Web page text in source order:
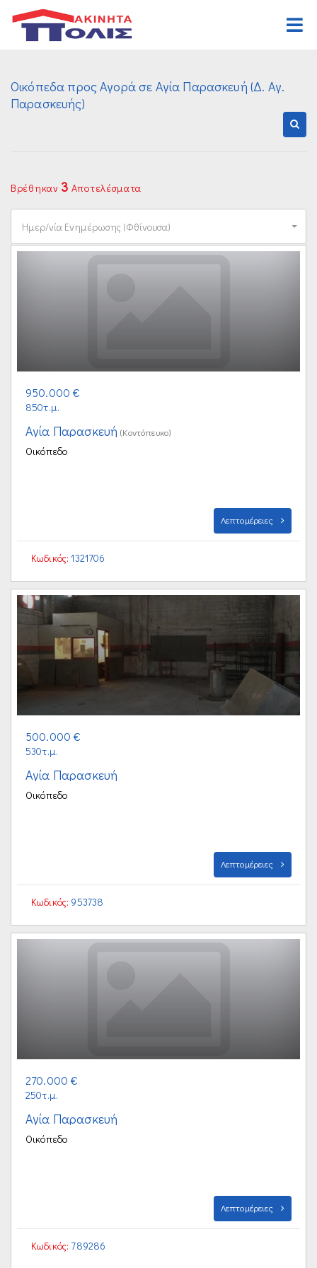
Αγορά
Οικοπέδων
Διαφόρων Ακινήτων
Επαγγελματικών
Οικοπέδων
Διαφόρων Ακινήτων
Οργανισμός
Γραφεία
Οικόπεδα προς Αγορά σε Αγία Παρασκευή (Δ. Αγ.
Παρασκευής)
Βρέθηκαν 3 Αποτελέσματα
Ημερ/νία Ενημέρωσης (Φθίνουσα)
950.000 €
850τ.μ.
Αγία Παρασκευή(Κοντόπευκο)
Οικόπεδο
Λεπτομέρειες
Κωδικός: 1321706
500.000 €
530τ.μ.
Αγία Παρασκευή
Οικόπεδο
Λεπτομέρειες
Κωδικός: 953738
270.000 €
250τ.μ.
Αγία Παρασκευή
Οικόπεδο
Λεπτομέρειες
Κωδικός: 789286